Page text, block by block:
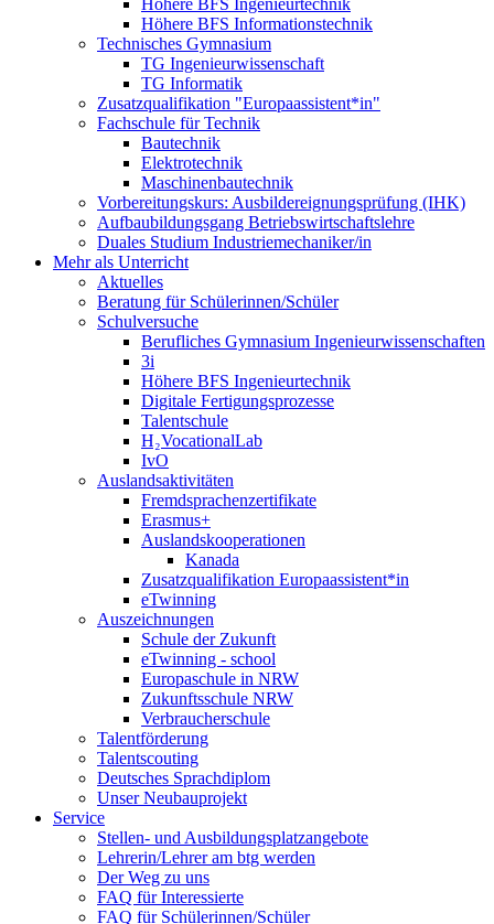
Höhere BFS Informationstechnik
Technisches Gymnasium
TG Ingenieurwissenschaft
TG Informatik
Zusatzqualifikation "Europaassistent*in"
Fachschule für Technik
Bautechnik
Elektrotechnik
Maschinenbautechnik
Vorbereitungskurs: Ausbildereignungsprüfung (IHK)
Aufbaubildungsgang Betriebswirtschaftslehre
Duales Studium Industriemechaniker/in
Mehr als Unterricht
Aktuelles
Beratung für Schülerinnen/Schüler
Schulversuche
Berufliches Gymnasium Ingenieurwissenschaften
3i
Höhere BFS Ingenieurtechnik
Digitale Fertigungsprozesse
Talentschule
H₂VocationalLab
IvO
Auslandsaktivitäten
Fremdsprachenzertifikate
Erasmus+
Auslandskooperationen
Kanada
Zusatzqualifikation Europaassistent*in
eTwinning
Auszeichnungen
Schule der Zukunft
eTwinning - school
Europaschule in NRW
Zukunftsschule NRW
Verbraucherschule
Talentförderung
Talentscouting
Deutsches Sprachdiplom
Unser Neubauprojekt
Service
Stellen- und Ausbildungsplatzangebote
Lehrerin/Lehrer am btg werden
Der Weg zu uns
FAQ für Interessierte
FAQ für Schülerinnen/Schüler